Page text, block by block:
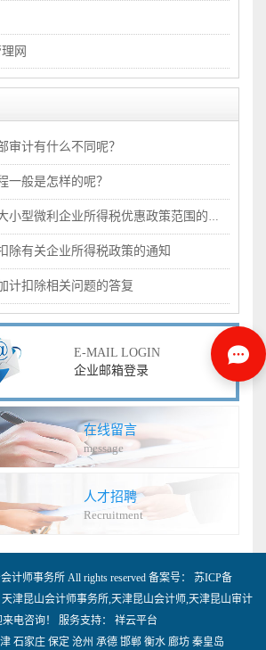
网
审计有什么不同呢？
一般是怎样的呢？
除有关企业所得税政策的通知
计扣除相关问题的答复
E-MAIL LOGIN
企业邮箱登录
在线留言
message
人才招聘
Recruitment
计师事务所 All rights reserved 备案号： 苏ICP备
天津昆山会计师事务所 天津昆山会计师 天津昆山审计
来电咨询！ 服务支持：
祥云平台
石家庄 保定 沧州 承德 邯郸 衡水 廊坊 秦皇岛